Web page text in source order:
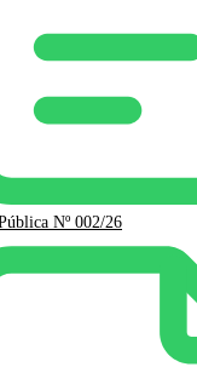
Nº 002/26